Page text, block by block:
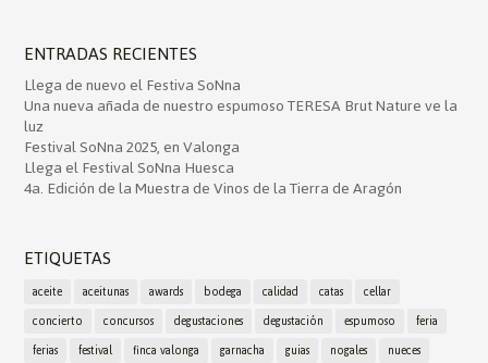
ENTRADAS RECIENTES
Llega de nuevo el Festiva SoNna
Una nueva añada de nuestro espumoso TERESA Brut Nature ve la
luz
Festival SoNna 2025, en Valonga
Llega el Festival SoNna Huesca
4a. Edición de la Muestra de Vinos de la Tierra de Aragón
ETIQUETAS
aceite aceitunas awards bodega calidad catas
cellar
concierto
concursos degustaciones degustación espumoso
feria
ferias
festival finca valonga garnacha guias nogales
nueces